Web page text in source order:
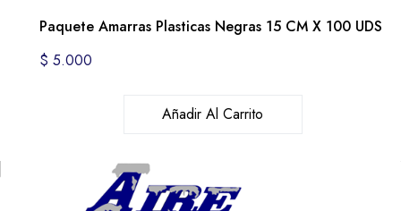
Paquete Amarras Plasticas Negras 15 CM X 100 UDS
$ 5.000
Añadir Al Carrito